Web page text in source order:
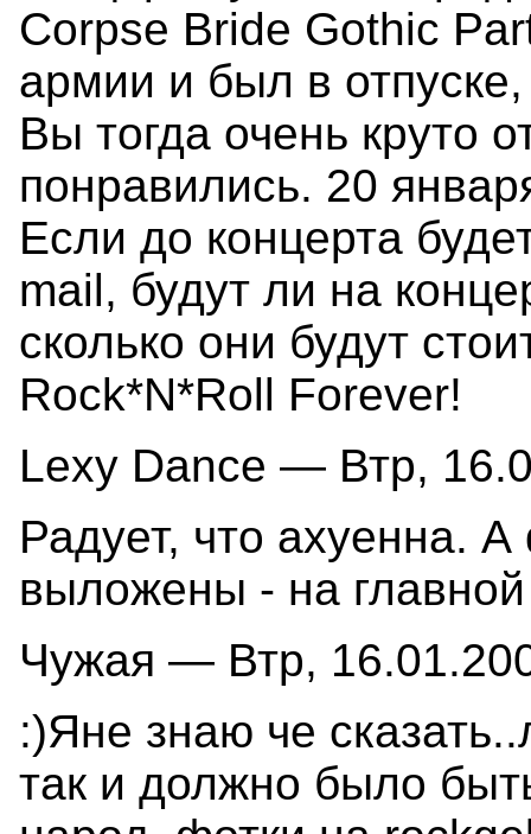
Corpse Bride Gothic
армии и был в
Вы тогда очень круто
понравились. 20
Если до концерта
mail, будут ли на
сколько они будут
Rock*N*Roll Forever!
Lexy Dance — Втр,
Радует, что ахуенна.
выложены - на
Чужая — Втр,
:)Яне знаю че
так и должно было